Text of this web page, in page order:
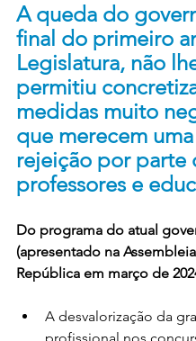
A queda do
final do primeiro
Legislatura, não
permitiu
medidas muito
que merecem
rejeição por parte
professores e
Do programa do atual
(apresentado na
República em março de
A desvalorização da